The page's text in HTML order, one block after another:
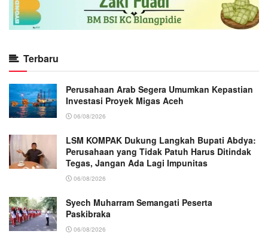
Terbaru
Perusahaan Arab Segera Umumkan Kepastian
Investasi Proyek Migas Aceh
06/08/2026
LSM KOMPAK Dukung Langkah Bupati Abdya:
Perusahaan yang Tidak Patuh Harus Ditindak
Tegas, Jangan Ada Lagi Impunitas
06/08/2026
Syech Muharram Semangati Peserta
Paskibraka
06/08/2026